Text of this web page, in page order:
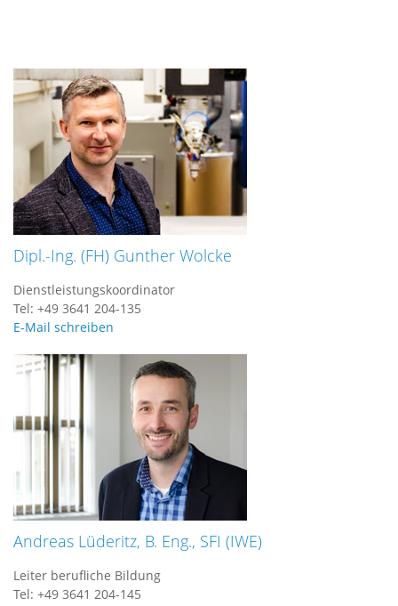
Dipl.-Ing. (FH) Gunther Wolcke
Dienstleistungskoordinator
Tel: +49 3641 204-135
E-Mail schreiben
Andreas Lüderitz, B. Eng., SFI (IWE)
Leiter berufliche Bildung
Tel: +49 3641 204-145